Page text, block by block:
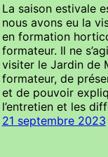
La saison estivale
nous avons eu la
en formation
formateur. Il ne
visiter le Jardin de
formateur, de
et de pouvoir
l’entretien et les
21 septembre 2023